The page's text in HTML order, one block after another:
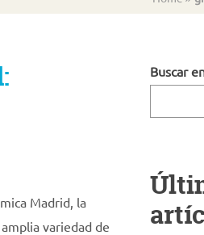
Madrid, la
variedad de
Buscar